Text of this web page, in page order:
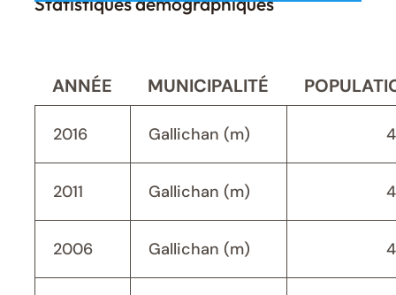
ANNÉE MUNICIPALITÉ
2016 Gallichan (m)
2011 Gallichan (m)
2006 Gallichan (m)